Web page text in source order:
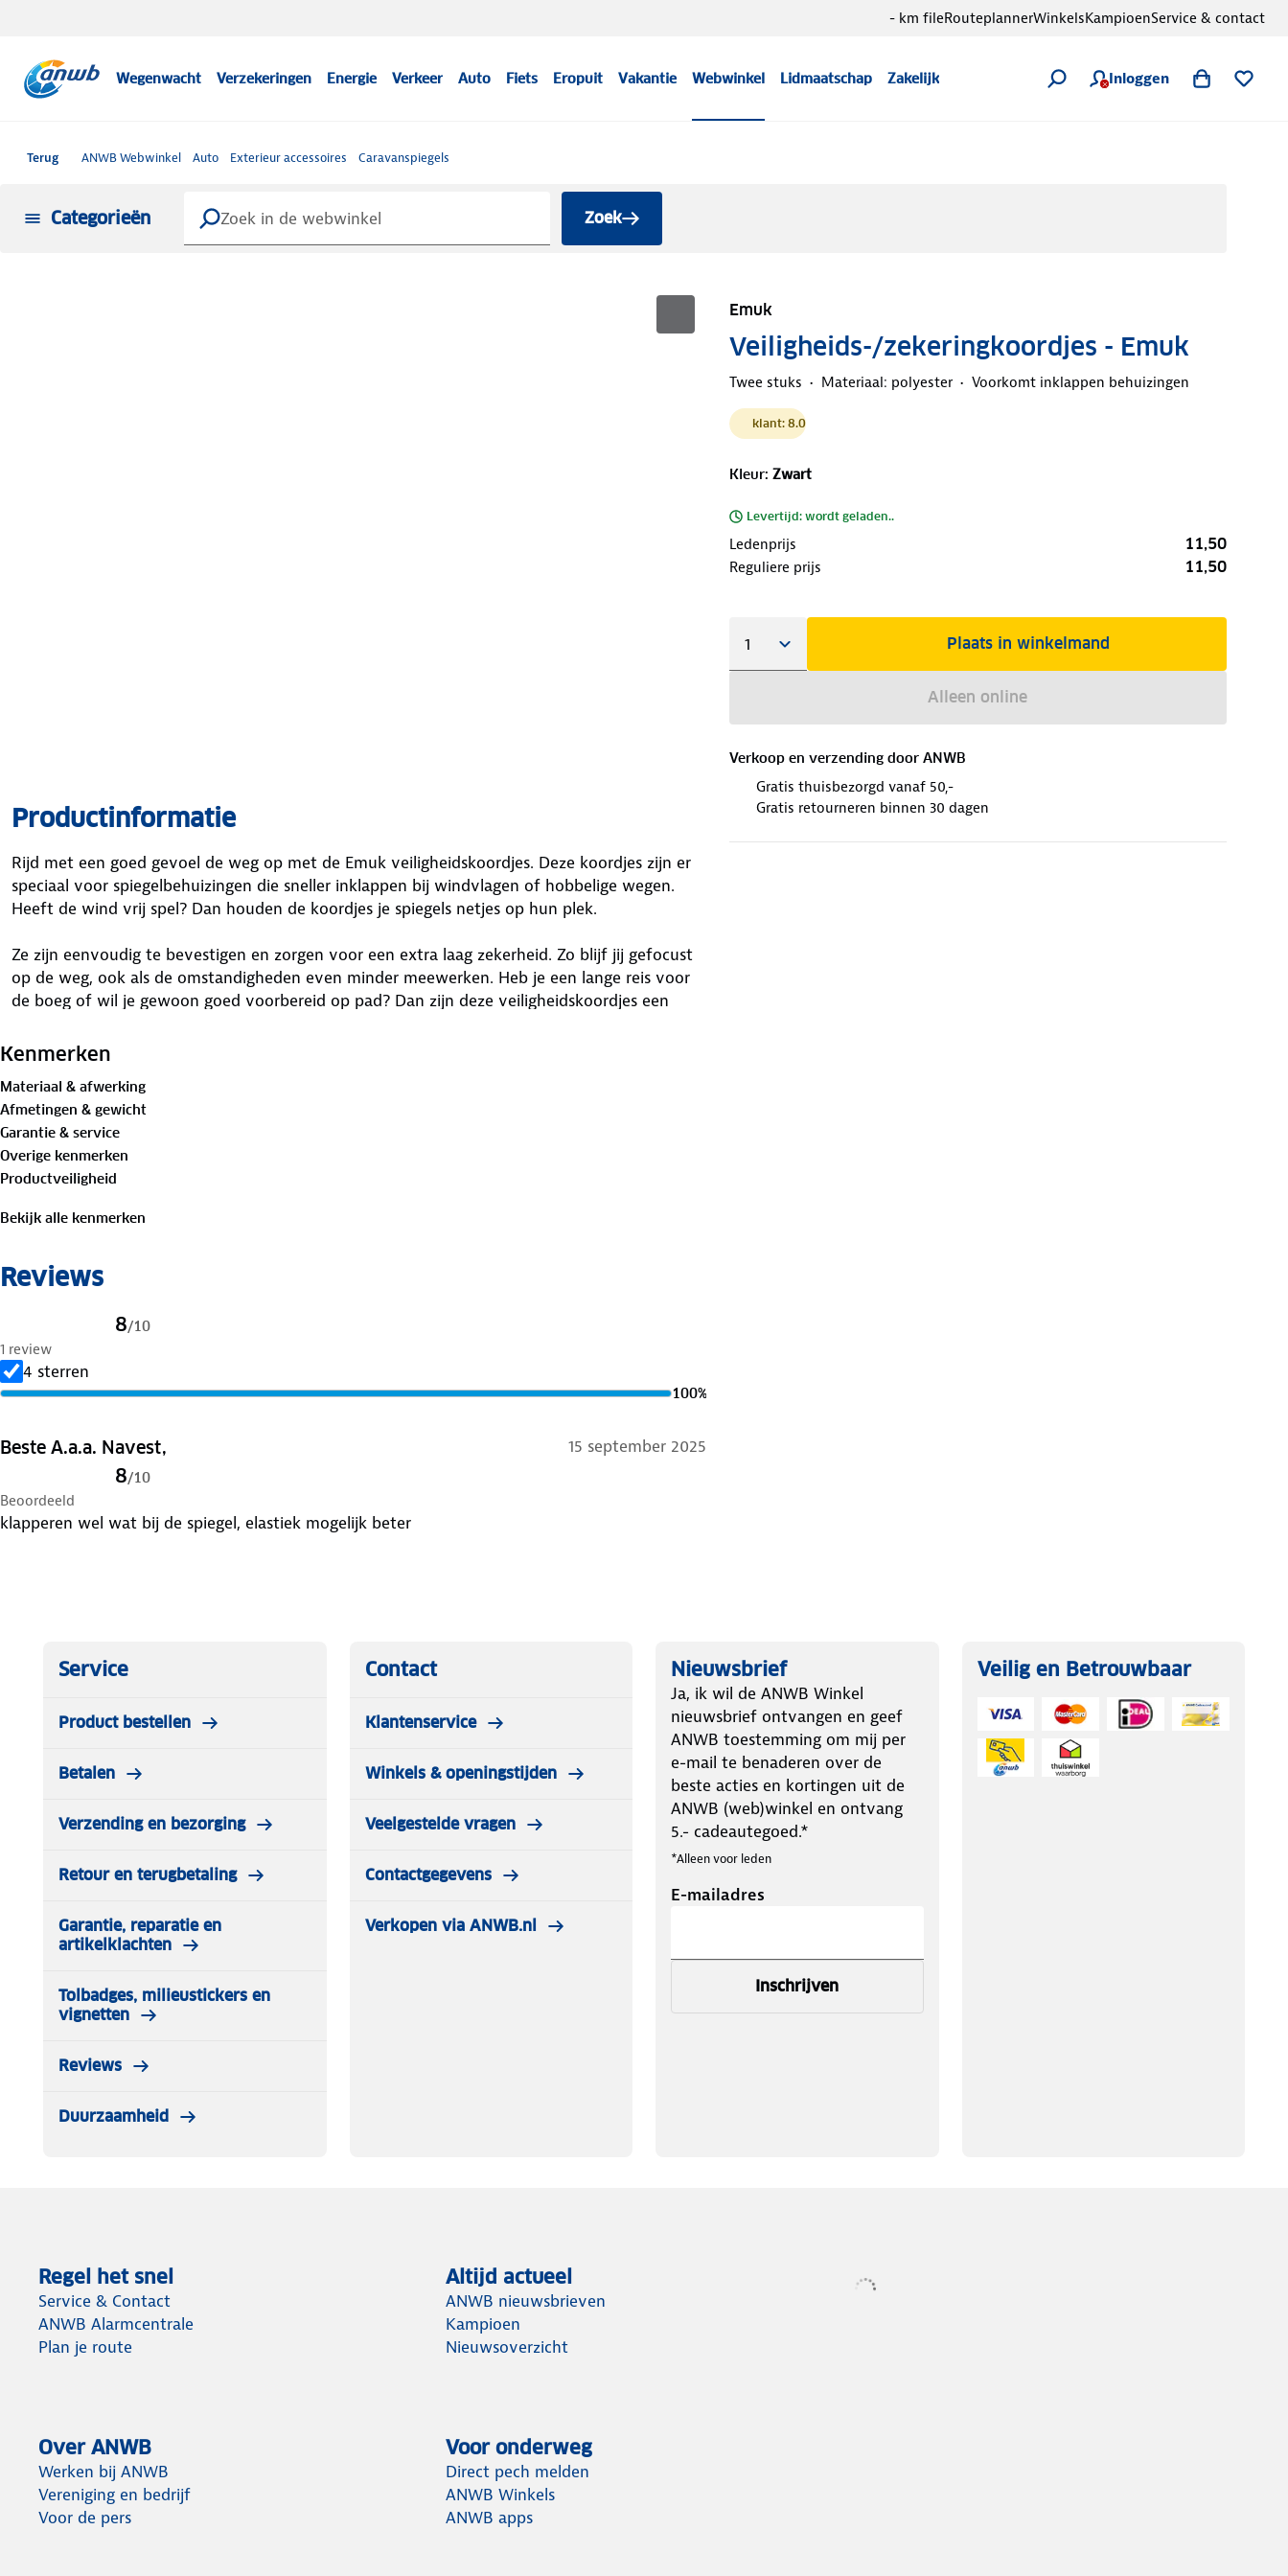
Wegenwacht Verzekeringen Energie Verkeer Auto Fiets Eropuit Vakantie Webwinkel Lidmaatschap Zakelijk Inloggen
- km fileRouteplannerWinkelsKampioenService & contact
Terug ANWB Webwinkel Auto Exterieur accessoires Caravanspiegels
Categorieën Zoek
Emuk
Veiligheids-/zekeringkoordjes - Emuk
Twee stuks Materiaal: polyester Voorkomt inklappen behuizingen
klant: 8.0
Kleur: Zwart
Levertijd: wordt geladen..
Ledenprijs 11,50
Reguliere prijs 11,50
Plaats in winkelmand
Alleen online
Verkoop en verzending door ANWB
Gratis thuisbezorgd vanaf 50,-
Gratis retourneren binnen 30 dagen
Productinformatie
Rijd met een goed gevoel de weg op met de Emuk veiligheidskoordjes. Deze koordjes zijn er
speciaal voor spiegelbehuizingen die sneller inklappen bij windvlagen of hobbelige wegen.
Heeft de wind vrij spel? Dan houden de koordjes je spiegels netjes op hun plek.
Ze zijn eenvoudig te bevestigen en zorgen voor een extra laag zekerheid. Zo blijf jij gefocust
op de weg, ook als de omstandigheden even minder meewerken. Heb je een lange reis voor
de boeg of wil je gewoon goed voorbereid op pad? Dan zijn deze veiligheidskoordjes een
Kenmerken
Materiaal & afwerking
Afmetingen & gewicht
Garantie & service
Overige kenmerken
Productveiligheid
Bekijk alle kenmerken
Reviews
8/10
1 review
4 sterren
100%
Beste A.a.a. Navest, 15 september 2025
8/10
Beoordeeld
klapperen wel wat bij de spiegel, elastiek mogelijk beter
Service
Product bestellen
Betalen
Verzending en bezorging
Retour en terugbetaling
Garantie, reparatie en
artikelklachten
Tolbadges, milieustickers en
vignetten
Reviews
Duurzaamheid
Contact
Klantenservice
Winkels & openingstijden
Veelgestelde vragen
Contactgegevens
Verkopen via ANWB.nl
Nieuwsbrief
Ja, ik wil de ANWB Winkel
nieuwsbrief ontvangen en geef
ANWB toestemming om mij per
e-mail te benaderen over de
beste acties en kortingen uit de
ANWB (web)winkel en ontvang
5.- cadeautegoed.*
*Alleen voor leden
E-mailadres
Inschrijven
Veilig en Betrouwbaar
Regel het snel
Service & Contact
ANWB Alarmcentrale
Plan je route
Altijd actueel
ANWB nieuwsbrieven
Kampioen
Nieuwsoverzicht
Over ANWB
Werken bij ANWB
Vereniging en bedrijf
Voor de pers
Voor onderweg
Direct pech melden
ANWB Winkels
ANWB apps